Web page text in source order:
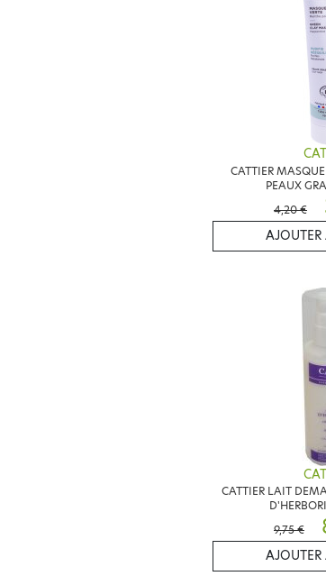
CATTIER
PEAUX
4,20 €
AJOUTER
CATTIER LAIT
9,75 €
AJOUTER